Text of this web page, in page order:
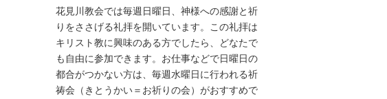
花見川教会では毎週日曜日、神様への感謝と祈
りをささげる礼拝を開いています。この礼拝は
キリスト教に興味のある方でしたら、どなたで
も自由に参加できます。お仕事などで日曜日の
都合がつかない方は、毎週水曜日に行われる祈
祷会（きとうかい＝お祈りの会）がおすすめで